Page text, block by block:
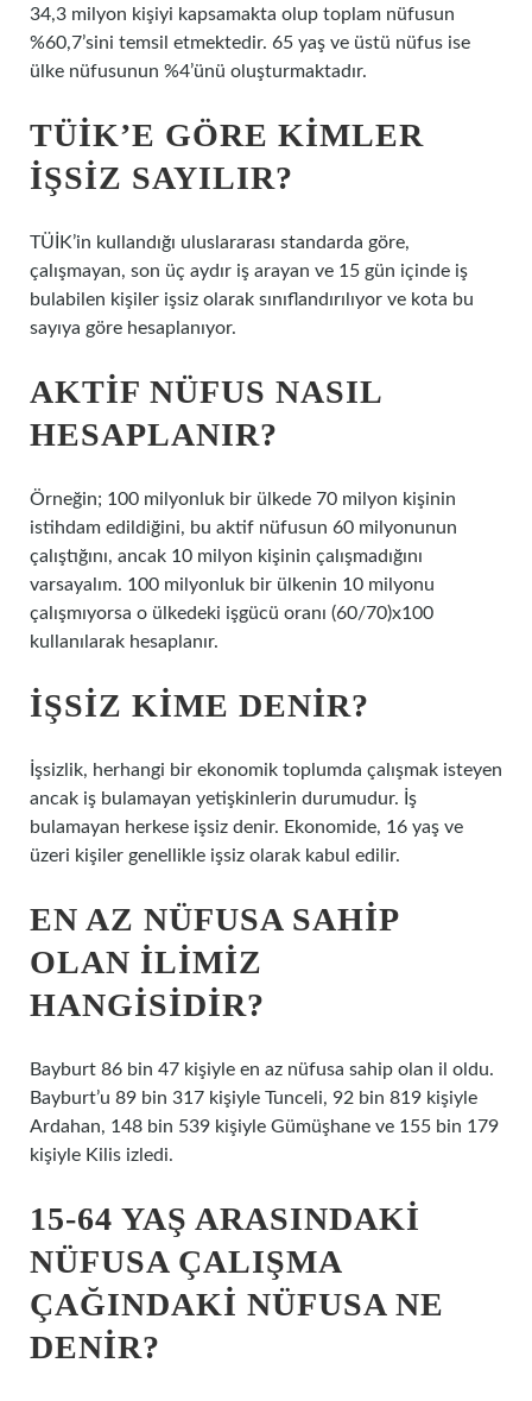
34,3 milyon kişiyi kapsamakta olup toplam nüfusun
%60,7’sini temsil etmektedir. 65 yaş ve üstü nüfus ise
ülke nüfusunun %4’ünü oluşturmaktadır.
TÜİK’E GÖRE KIMLER
IŞSIZ SAYILIR?
TÜİK’in kullandığı uluslararası standarda göre,
çalışmayan, son üç aydır iş arayan ve 15 gün içinde iş
bulabilen kişiler işsiz olarak sınıflandırılıyor ve kota bu
sayıya göre hesaplanıyor.
AKTIF NÜFUS NASIL
HESAPLANIR?
Örneğin; 100 milyonluk bir ülkede 70 milyon kişinin
istihdam edildiğini, bu aktif nüfusun 60 milyonunun
çalıştığını, ancak 10 milyon kişinin çalışmadığını
varsayalım. 100 milyonluk bir ülkenin 10 milyonu
çalışmıyorsa o ülkedeki işgücü oranı (60/70)x100
kullanılarak hesaplanır.
İŞSIZ KIME DENIR?
İşsizlik, herhangi bir ekonomik toplumda çalışmak isteyen
ancak iş bulamayan yetişkinlerin durumudur. İş
bulamayan herkese işsiz denir. Ekonomide, 16 yaş ve
üzeri kişiler genellikle işsiz olarak kabul edilir.
EN AZ NÜFUSA SAHIP
OLAN ILIMIZ
HANGISIDIR?
Bayburt 86 bin 47 kişiyle en az nüfusa sahip olan il oldu.
Bayburt’u 89 bin 317 kişiyle Tunceli, 92 bin 819 kişiyle
Ardahan, 148 bin 539 kişiyle Gümüşhane ve 155 bin 179
kişiyle Kilis izledi.
15-64 YAŞ ARASINDAKI
NÜFUSA ÇALIŞMA
ÇAĞINDAKI NÜFUSA NE
DENIR?